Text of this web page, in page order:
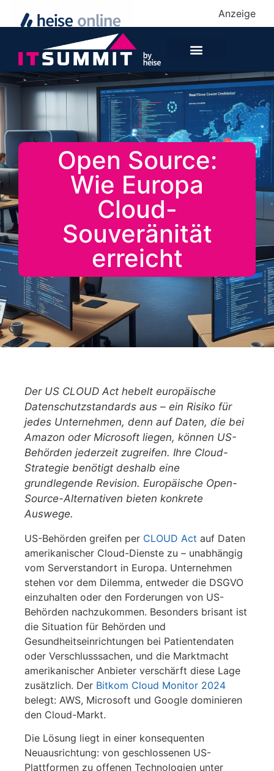
Anzeige
Open Source:
Wie Europa
Cloud-
Souveränität
erreicht
Der US CLOUD Act hebelt europäische
Datenschutzstandards aus – ein Risiko für
jedes Unternehmen, denn auf Daten, die bei
Amazon oder Microsoft liegen, können US-
Behörden jederzeit zugreifen. Ihre Cloud-
Strategie benötigt deshalb eine
grundlegende Revision. Europäische Open-
Source-Alternativen bieten konkrete
Auswege.
US-Behörden greifen per CLOUD Act auf Daten
amerikanischer Cloud-Dienste zu – unabhängig
vom Serverstandort in Europa. Unternehmen
stehen vor dem Dilemma, entweder die DSGVO
einzuhalten oder den Forderungen von US-
Behörden nachzukommen. Besonders brisant ist
die Situation für Behörden und
Gesundheitseinrichtungen bei Patientendaten
oder Verschlusssachen, und die Marktmacht
amerikanischer Anbieter verschärft diese Lage
zusätzlich. Der Bitkom Cloud Monitor 2024
belegt: AWS, Microsoft und Google dominieren
den Cloud-Markt.
Die Lösung liegt in einer konsequenten
Neuausrichtung: von geschlossenen US-
Plattformen zu offenen Technologien unter